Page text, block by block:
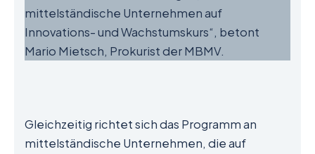
mittelständische Unternehmen auf
Innovations- und Wachstumskurs“, betont
Mario Mietsch, Prokurist der MBMV.
Gleichzeitig richtet sich das Programm an
mittelständische Unternehmen, die auf